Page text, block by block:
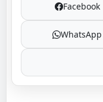
Facebook
WhatsApp